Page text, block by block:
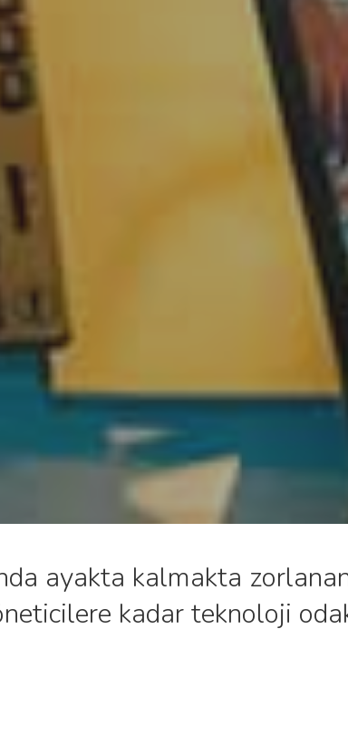
ayakta kalmakta
kadar teknoloji